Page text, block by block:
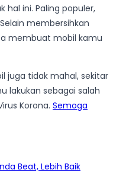
hal ini. Paling populer,
membersihkan
membuat mobil kamu
juga tidak mahal, sekitar
lakukan sebagai salah
Korona. Semoga
Beat, Lebih Baik